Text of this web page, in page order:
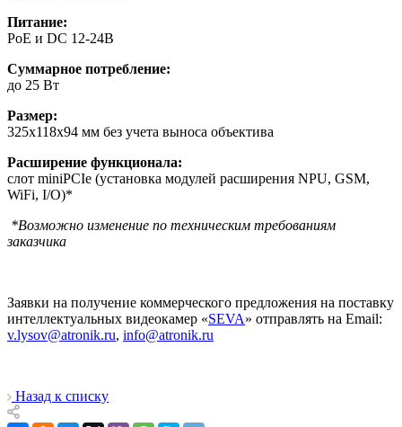
Питание:
PoE и DC 12-24В
Суммарное потребление:
до 25 Вт
Размер:
325х118х94 мм без учета выноса объектива
Расширение функционала:
слот miniPCIe (установка модулей расширения NPU, GSM,
WiFi, I/O)*
*Возможно изменение по техническим требованиям
заказчика
Заявки на получение коммерческого предложения на поставку
интеллектуальных видеокамер «SEVA» отправлять на Email:
v.lysov@atronik.ru, info@atronik.ru
Назад к списку